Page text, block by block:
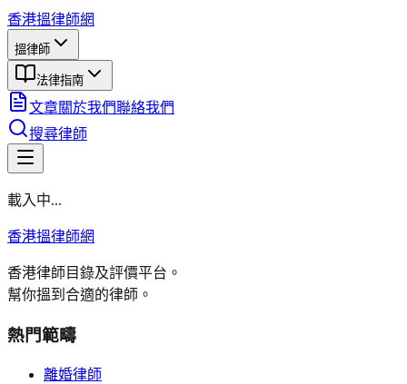
香港搵律師網
搵律師
法律指南
文章關於我們聯絡我們
搜尋律師
載入中...
香港搵律師網
香港律師目錄及評價平台。
幫你搵到合適的律師。
熱門範疇
離婚律師